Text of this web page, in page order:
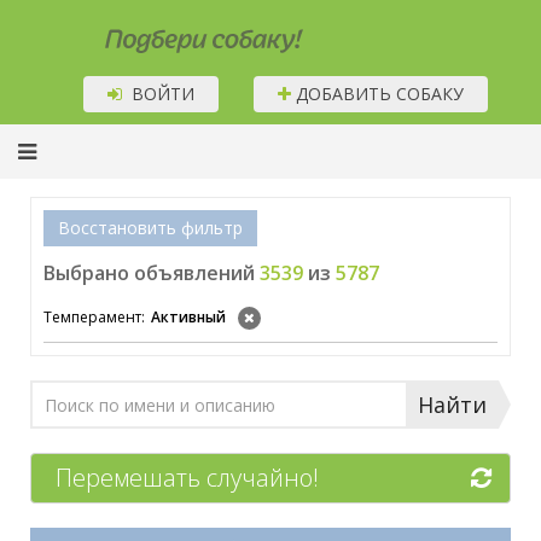
Подбери собаку!
ВОЙТИ ДОБАВИТЬ СОБАКУ
Восстановить фильтр
Выбрано объявлений 3539 из 5787
Темперамент: Активный
Найти
Перемешать случайно!